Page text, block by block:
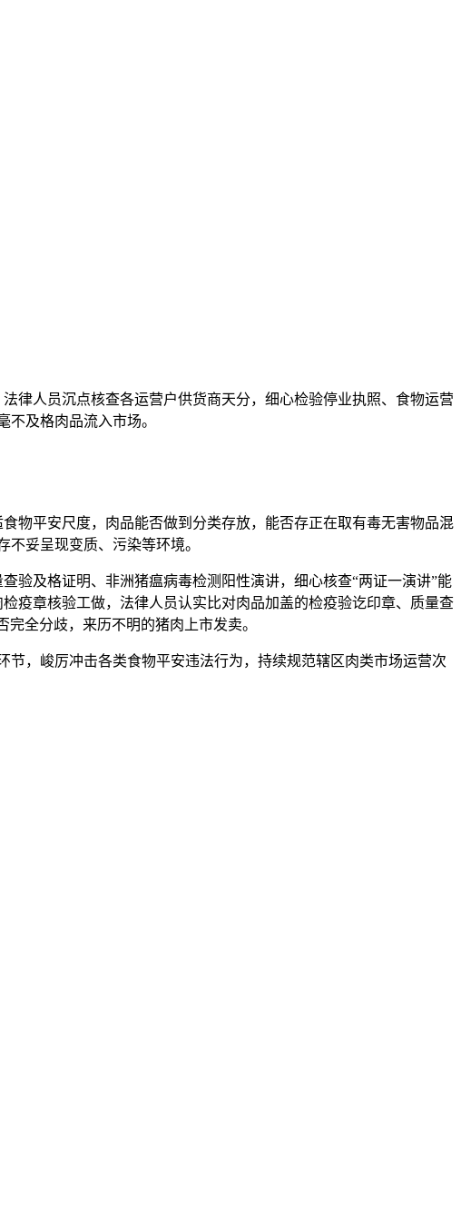
人员沉点核查各运营户供货商天分，细心检验停业执照、食物运营
及格肉品流入市场。
平安尺度，肉品能否做到分类存放，能否存正在取有毒无害物品混
妥呈现变质、污染等环境。
及格证明、非洲猪瘟病毒检测阳性演讲，细心核查“两证一演讲”能
疫章核验工做，法律人员认实比对肉品加盖的检疫验讫印章、质量查
全分歧，来历不明的猪肉上市发卖。
，峻厉冲击各类食物平安违法行为，持续规范辖区肉类市场运营次